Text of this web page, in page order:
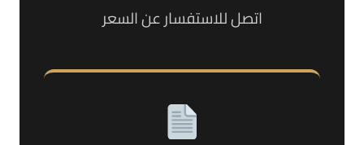
اتصل للاستفسار عن السعر